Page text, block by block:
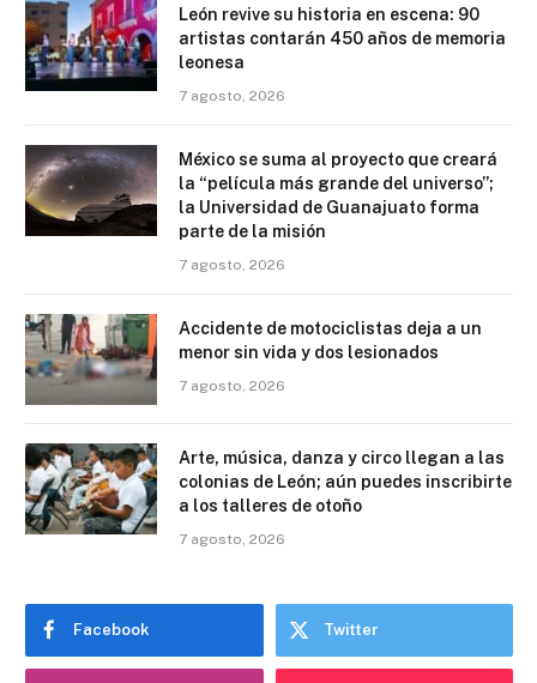
León revive su historia en escena: 90
artistas contarán 450 años de memoria
leonesa
7 agosto, 2026
México se suma al proyecto que creará
la “película más grande del universo”;
la Universidad de Guanajuato forma
parte de la misión
7 agosto, 2026
Accidente de motociclistas deja a un
menor sin vida y dos lesionados
7 agosto, 2026
Arte, música, danza y circo llegan a las
colonias de León; aún puedes inscribirte
a los talleres de otoño
7 agosto, 2026
Facebook Twitter